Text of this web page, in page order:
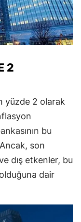
2
yüzde 2 olarak
bu
son
dış etkenler, bu
dair